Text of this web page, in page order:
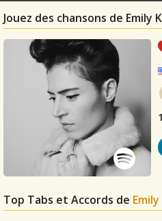
Jouez des chansons de Emily
1
Top Tabs et Accords de